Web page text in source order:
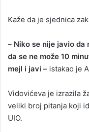
Kaže da je sjednica
– Niko se nije javio da
da se ne može 10
mejl i javi – istakao je
Vidovićeva je izrazila
veliki broj pitanja koji
UIO.